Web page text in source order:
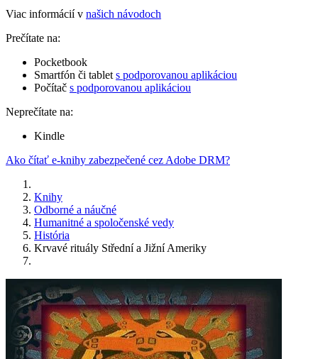
Viac informácií v našich návodoch
Prečítate na:
Pocketbook
Smartfón či tablet s podporovanou aplikáciou
Počítač s podporovanou aplikáciou
Neprečítate na:
Kindle
Ako čítať e-knihy zabezpečené cez Adobe DRM?
Knihy
Odborné a náučné
Humanitné a spoločenské vedy
História
Krvavé rituály Střední a Jižní Ameriky